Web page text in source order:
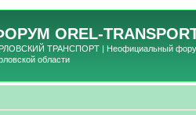
OREL-
ТРАНСПОРТ | Неофициальный форум
области